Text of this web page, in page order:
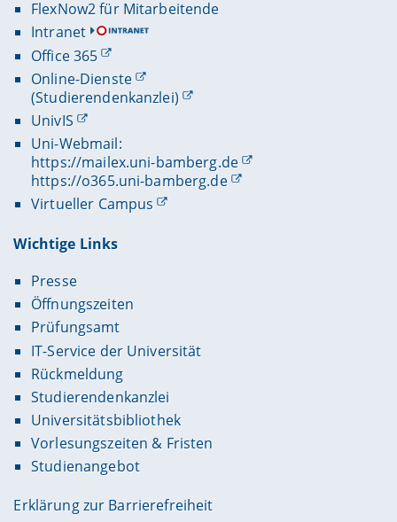
FlexNow2 für Mitarbeitende
Intranet
Office 365
Online-Dienste
(Studierendenkanzlei)
UnivIS
Uni-Webmail:
https://mailex.uni-bamberg.de
https://o365.uni-bamberg.de
Virtueller Campus
Wichtige Links
Presse
Öffnungszeiten
Prüfungsamt
IT-Service der Universität
Rückmeldung
Studierendenkanzlei
Universitätsbibliothek
Vorlesungszeiten & Fristen
Studienangebot
Erklärung zur Barrierefreiheit